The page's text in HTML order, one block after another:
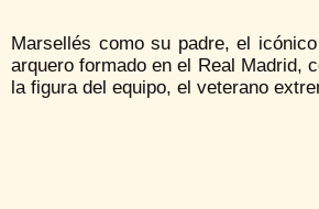
Marsellés como su padre, el
arquero formado en el Real Madrid,
la figura del equipo, el veterano